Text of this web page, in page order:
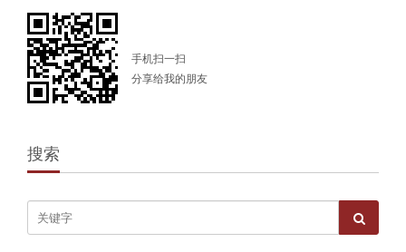
手机扫一扫
分享给我的朋友
搜索